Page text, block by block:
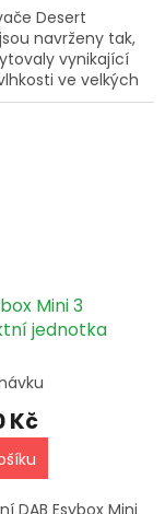
Desert
navrženy tak,
vynikající
ve velkých
a komerčních
Mini 3
jednotka
Kč
DAB Esybox Mini